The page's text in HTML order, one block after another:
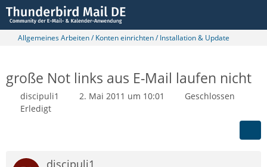
Allgemeines Arbeiten / Konten einrichten / Installation & Update
große Not links aus E-Mail laufen nicht
discipuli1 2. Mai 2011 um 10:01
Geschlossen
Erledigt
discipuli1